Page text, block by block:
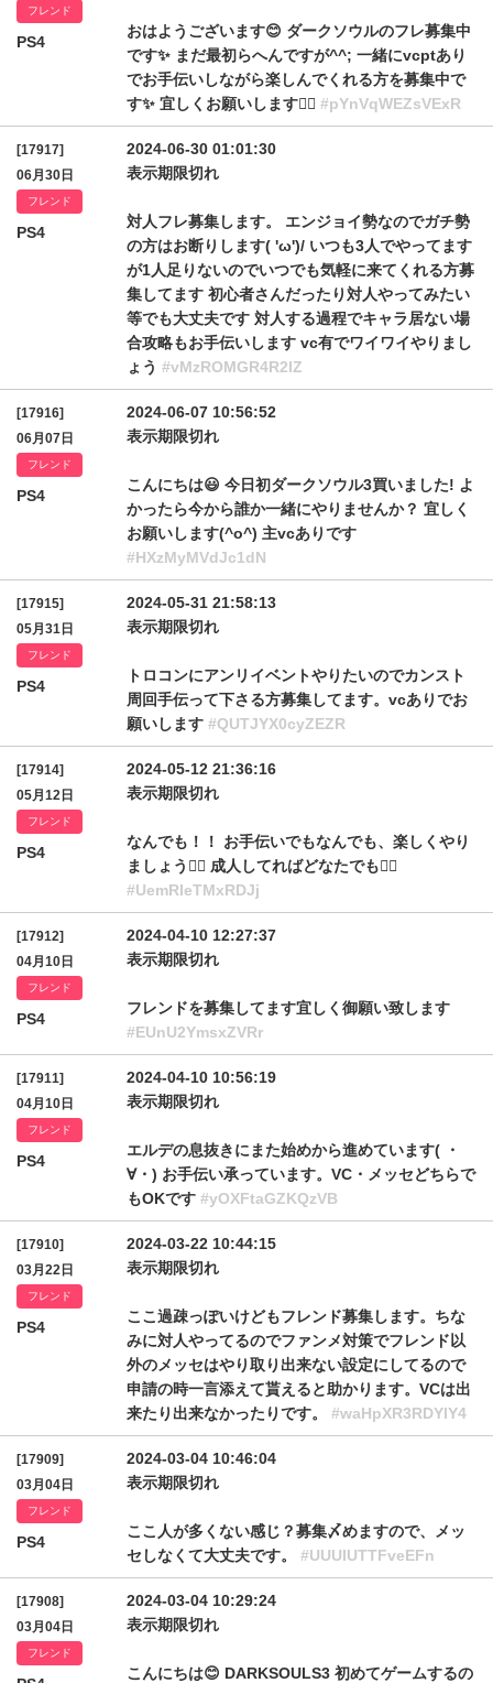
フレンド
PS4
おはようございます😊 ダークソウルのフレ募集中
です✨ まだ最初らへんですが^^; 一緒にvcptあり
でお手伝いしながら楽しんでくれる方を募集中で
す✨ 宜しくお願いします🙂‍↕️ #pYnVqWEZsVExR
[17917]
06月30日
フレンド
PS4
2024-06-30 01:01:30
表示期限切れ
対人フレ募集します。 エンジョイ勢なのでガチ勢
の方はお断りします( 'ω')/ いつも3人でやってます
が1人足りないのでいつでも気軽に来てくれる方募
集してます 初心者さんだったり対人やってみたい
等でも大丈夫です 対人する過程でキャラ居ない場
合攻略もお手伝いします vc有でワイワイやりまし
ょう #vMzROMGR4R2lZ
[17916]
06月07日
フレンド
PS4
2024-06-07 10:56:52
表示期限切れ
こんにちは😃 今日初ダークソウル3買いました! よ
かったら今から誰か一緒にやりませんか？ 宜しく
お願いします(^o^) 主vcありです
#HXzMyMVdJc1dN
[17915]
05月31日
フレンド
PS4
2024-05-31 21:58:13
表示期限切れ
トロコンにアンリイベントやりたいのでカンスト
周回手伝って下さる方募集してます。vcありでお
願いします #QUTJYX0cyZEZR
[17914]
05月12日
フレンド
PS4
2024-05-12 21:36:16
表示期限切れ
なんでも！！ お手伝いでもなんでも、楽しくやり
ましょう🙆‍♀️ 成人してればどなたでも🙆‍♀️
#UemRIeTMxRDJj
[17912]
04月10日
フレンド
PS4
2024-04-10 12:27:37
表示期限切れ
フレンドを募集してます宜しく御願い致します
#EUnU2YmsxZVRr
[17911]
04月10日
フレンド
PS4
2024-04-10 10:56:19
表示期限切れ
エルデの息抜きにまた始めから進めています( ・
∀・) お手伝い承っています。VC・メッセどちらで
もOKです #yOXFtaGZKQzVB
[17910]
03月22日
フレンド
PS4
2024-03-22 10:44:15
表示期限切れ
ここ過疎っぽいけどもフレンド募集します。ちな
みに対人やってるのでファンメ対策でフレンド以
外のメッセはやり取り出来ない設定にしてるので
申請の時一言添えて貰えると助かります。VCは出
来たり出来なかったりです。 #waHpXR3RDYlY4
[17909]
03月04日
フレンド
PS4
2024-03-04 10:46:04
表示期限切れ
ここ人が多くない感じ？募集〆めますので、メッ
セしなくて大丈夫です。 #UUUlUTTFveEFn
[17908]
03月04日
フレンド
2024-03-04 10:29:24
表示期限切れ
こんにちは😊 DARKSOULS3 初めてゲームするの